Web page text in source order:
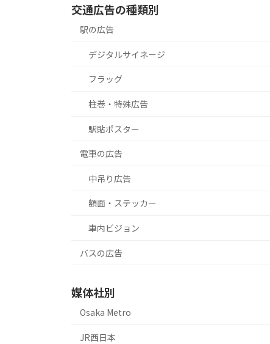
交通広告の種類別
駅の広告
デジタルサイネージ
フラッグ
柱巻・特殊広告
駅貼ポスター
電車の広告
中吊り広告
額面・ステッカー
車内ビジョン
バスの広告
媒体社別
Osaka Metro
JR西日本